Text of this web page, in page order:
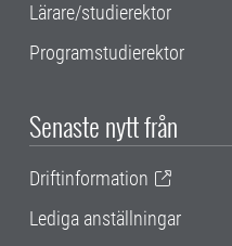
Lärare/studierektor
Programstudierektor
Senaste nytt från
Driftinformation
Lediga anställningar